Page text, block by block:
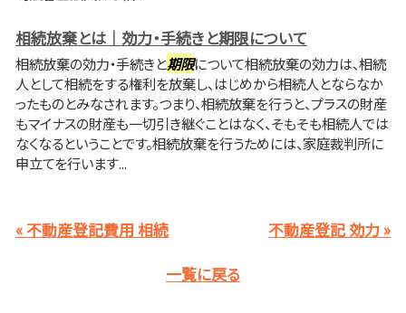
相続放棄とは｜効力・手続きと期限について
相続放棄の効力・手続きと期限について相続放棄の効力は、相続
人として相続をする権利を放棄し、はじめから相続人とならなか
ったものとみなされます。つまり、相続放棄を行うと、プラスの財産
もマイナスの財産も一切引き継ぐことはなく、そもそも相続人では
なくなるということです。相続放棄を行うためには、家庭裁判所に
申立てを行います...
« 不動産登記費用 相続
不動産登記 効力 »
一覧に戻る